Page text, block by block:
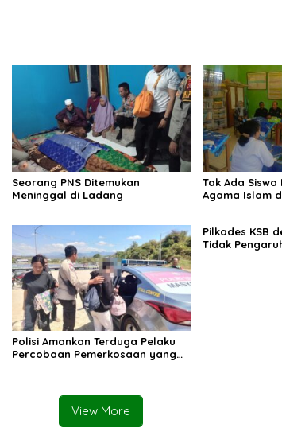
Seorang PNS Ditemukan
Meninggal di Ladang
Tak Ada Siswa
Agama Islam
Polisi Amankan Terduga Pelaku
Percobaan Pemerkosaan yang
Pilkades KSB
Tidak
View More